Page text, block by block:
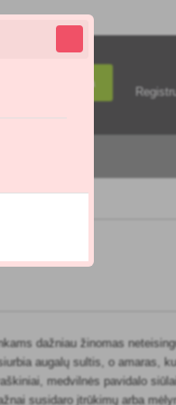
Paieška
dažniau žinomas
augalų sultis, o amaras,
medvilnės pavidalo
susidaro įtrūkimų arba